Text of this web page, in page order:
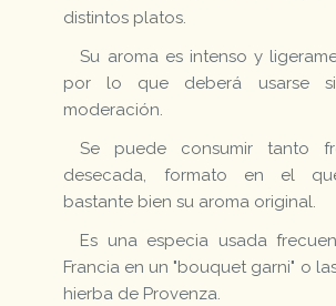
distintos platos.
Su aroma es intenso y
por lo que deberá usarse
moderación.
Se puede consumir tanto
desecada, formato en el
bastante bien su aroma original.
Es una especia usada
Francia en un "bouquet garni" o
hierba de Provenza.